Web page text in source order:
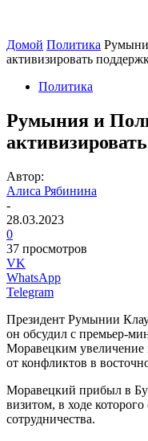
Домой Политика
активизировать
Политика
Румыния и
Автор:
Алиса Рябинина
-
28.03.2023
0
37 просмотров
VK
WhatsApp
Telegram
Президент Румынии
он обсудил с премьер-
Моравецким увеличение
от конфликтов в
Моравецкий прибыл в
визитом, в ходе
сотрудничества.